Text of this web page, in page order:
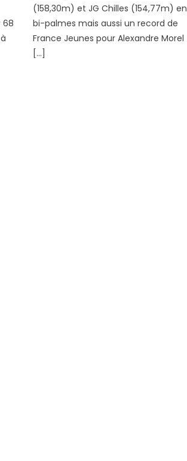
68
(158,30m) et JG Chilles (154,77m) en
bi-palmes mais aussi un record de
France Jeunes pour Alexandre Morel
[…]